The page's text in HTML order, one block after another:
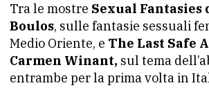
Tra le mostre Sexual Fantasies
Boulos, sulle fantasie sessuali
Medio Oriente, e The Last Safe
Carmen Winant, sul tema
entrambe per la prima volta in